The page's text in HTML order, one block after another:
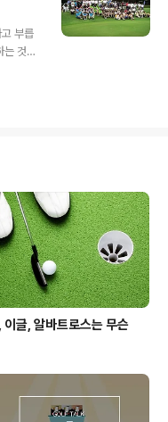
봄맞
요? 먼
야겠
근육을
부릅
는 것은
까 하
하겠
아두
말씀드
와 같
있는 기
이글, 알바트로스는 무슨